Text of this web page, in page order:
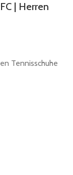
| Herren
Tennisschuhe